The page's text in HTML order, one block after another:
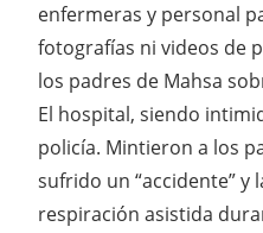
enfermeras y personal
fotografías ni videos de
los padres de Mahsa
El hospital, siendo
policía. Mintieron a los
sufrido un “accidente” y
respiración asistida